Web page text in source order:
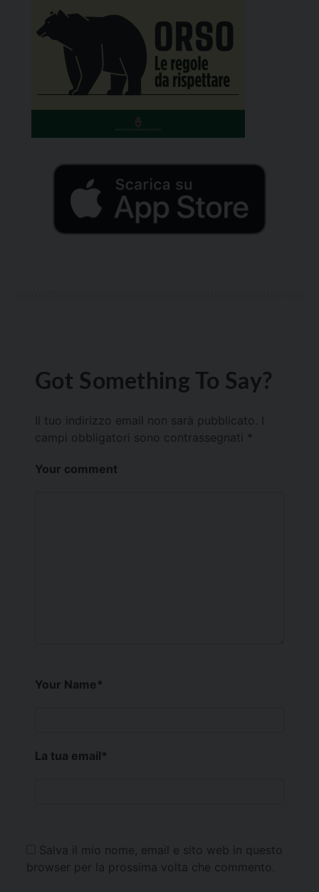
Got Something To Say?
Il tuo indirizzo email non sarà pubblicato.
campi obbligatori sono contrassegnati *
Your comment
Your Name*
La tua email*
Salva il mio nome, email e sito web in questo
browser per la prossima volta che commento.